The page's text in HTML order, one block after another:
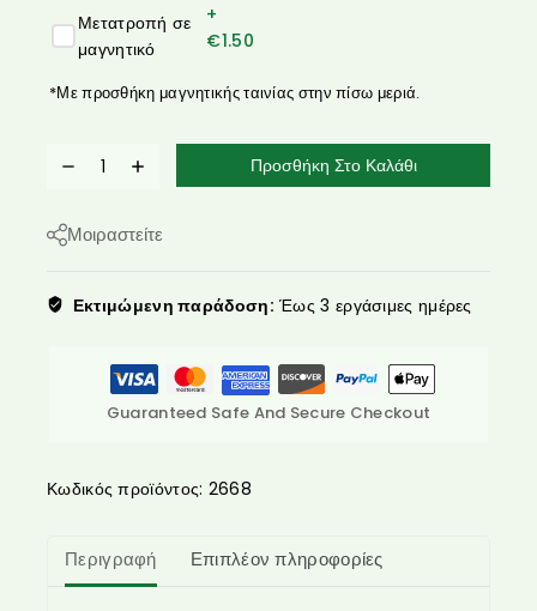
Μετατροπή σε
μαγνητικό
+
€1.50
*Με προσθήκη μαγνητικής ταινίας στην πίσω μεριά.
Προσθήκη Στο Καλάθι
Μοιραστείτε
Εκτιμώμενη παράδοση: Έως 3 εργάσιμες ημέρες
Guaranteed Safe And Secure Checkout
Κωδικός προϊόντος: 2668
Περιγραφή Επιπλέον πληροφορίες